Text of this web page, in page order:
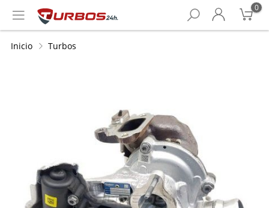
0
Inicio Turbos